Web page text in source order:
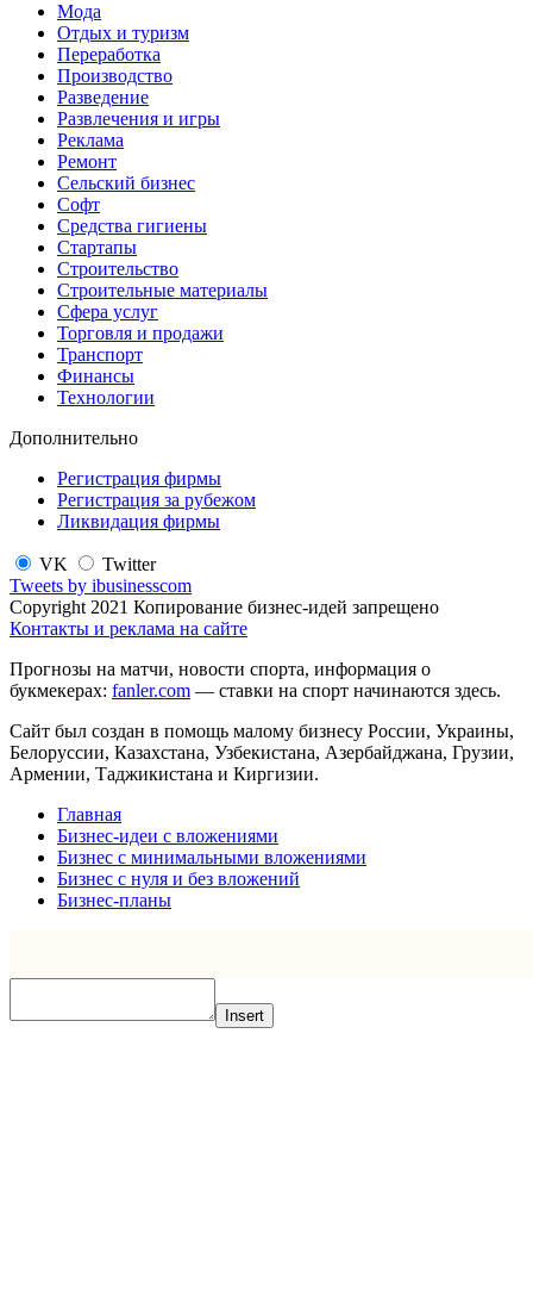
Мода
Отдых и туризм
Переработка
Производство
Разведение
Развлечения и игры
Реклама
Ремонт
Сельский бизнес
Софт
Средства гигиены
Стартапы
Строительство
Строительные материалы
Сфера услуг
Торговля и продажи
Транспорт
Финансы
Технологии
Дополнительно
Регистрация фирмы
Регистрация за рубежом
Ликвидация фирмы
VK
Twitter
Tweets by ibusinesscom
Copyright 2021 Копирование бизнес-идей запрещено
Контакты и реклама на сайте
Прогнозы на матчи, новости спорта, информация о
букмекерах: fanler.com — ставки на спорт начинаются здесь.
Сайт был создан в помощь малому бизнесу России, Украины,
Белоруссии, Казахстана, Узбекистана, Азербайджана, Грузии,
Армении, Таджикистана и Киргизии.
Главная
Бизнес-идеи с вложениями
Бизнес с минимальными вложениями
Бизнес с нуля и без вложений
Бизнес-планы
Insert